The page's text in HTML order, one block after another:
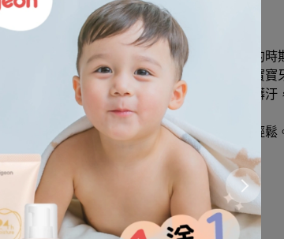
是與牙科醫生共同開發，在前齒差不多長齊的時
速、有效率地清潔所有乳齒的髒汙，是保護寶寶
受不抗拒，內側具韌性的刷毛，可確實清除髒汙
方便大人的手部掌控、持握。
且前端刷柄的傾斜角度讓爸媽為寶寶刷牙更輕鬆